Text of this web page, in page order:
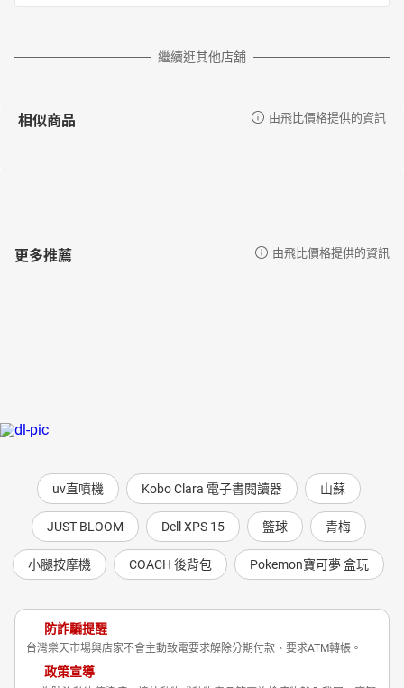
繼續逛其他店舖
相似商品 由飛比價格提供的資訊
更多推薦 由飛比價格提供的資訊
uv直噴機 Kobo Clara 電子書閱讀器 山蘇
JUST BLOOM Dell XPS 15 籃球 青梅
小腿按摩機 COACH 後背包 Pokemon寶可夢 盒玩
防詐騙提醒
台灣樂天市場與店家不會主動致電要求解除分期付款、要求ATM轉帳。
政策宣導